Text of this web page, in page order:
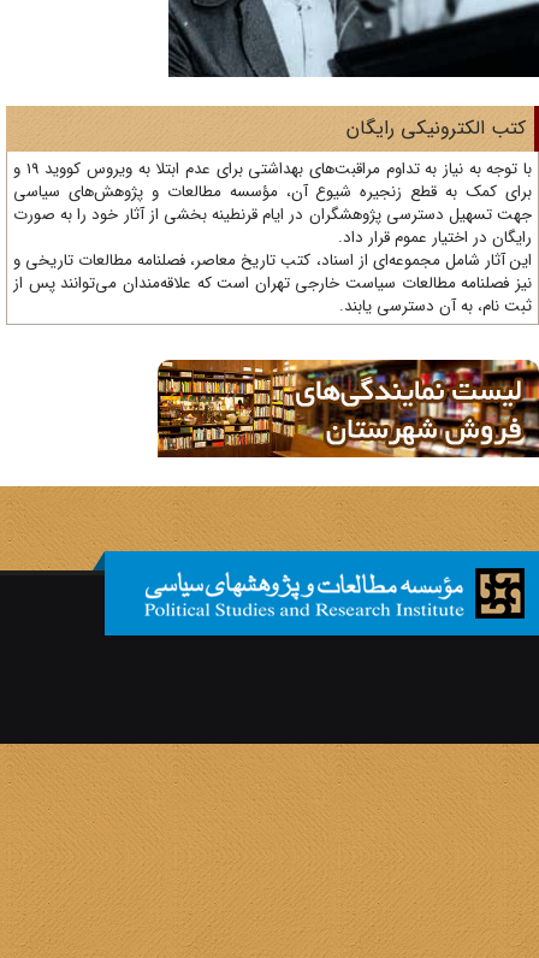
الکترونیکی رایگان
با توجه به نیاز به تداوم مراقبت‌های بهداشتی برای عدم ابتلا به ویروس کووید 19 و
کمک به قطع زنجیره شیوع آن، مؤسسه مطالعات و پژوهش‌های سیاسی
تسهیل دسترسی پژوهشگران در ایام قرنطینه بخشی از آثار خود را به صورت
در اختیار عموم قرار داد.
آثار شامل مجموعه‌ای از اسناد، کتب تاریخ معاصر، فصلنامه‌ مطالعات تاریخی و
فصلنامه مطالعات سیاست خارجی تهران است که علاقه‌مندان می‌توانند پس از
نام، به آن دسترسی یابند.